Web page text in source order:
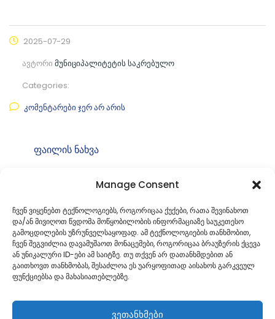
Manage Consent
ჩვენ ვიყენებთ ტექნოლოგიებს, როგორიცაა ქუქები, რათა შევინახოთ
და/ან მივიღოთ წვდომა მოწყობილობის ინფორმაციაზე საუკეთესო
გამოცდილების უზრუნველსაყოფად. ამ ტექნოლოგიების თანხმობით,
ჩვენ შეგვიძლია დავამუშაოთ მონაცემები, როგორიცაა ბრაუზერის ქცევა
ან უნიკალური ID-ები ამ საიტზე. თუ თქვენ არ დათანხმდებით ან
გაითხოვთ თანხმობას, შესაძლოა ეს უარყოფითად აისახოს გარკვეულ
ფუნქციებსა და მახასიათებლებზე.
ვეთანხმები
2025-07-29
ავტორი მუნიციპალიტეტის საკრებულო
Categories:
კომენტარები ჯერ არ არის
ფაილის ნახვა
ფაილის ტიპი:pdf
საკრებულოს თავმჯდომარის
ბრძანებები
ID:ბ49. 4925210001